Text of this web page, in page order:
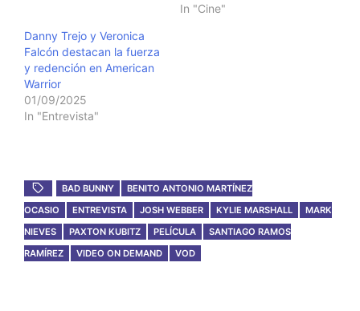
In "Cine"
Danny Trejo y Veronica
Falcón destacan la fuerza
y redención en American
Warrior
01/09/2025
In "Entrevista"
BAD BUNNY
BENITO ANTONIO MARTÍNEZ
OCASIO
ENTREVISTA JOSH WEBBER KYLIE MARSHALL
MARK
NIEVES
PAXTON KUBITZ PELÍCULA
SANTIAGO RAMOS
RAMÍREZ
VIDEO ON DEMAND VOD